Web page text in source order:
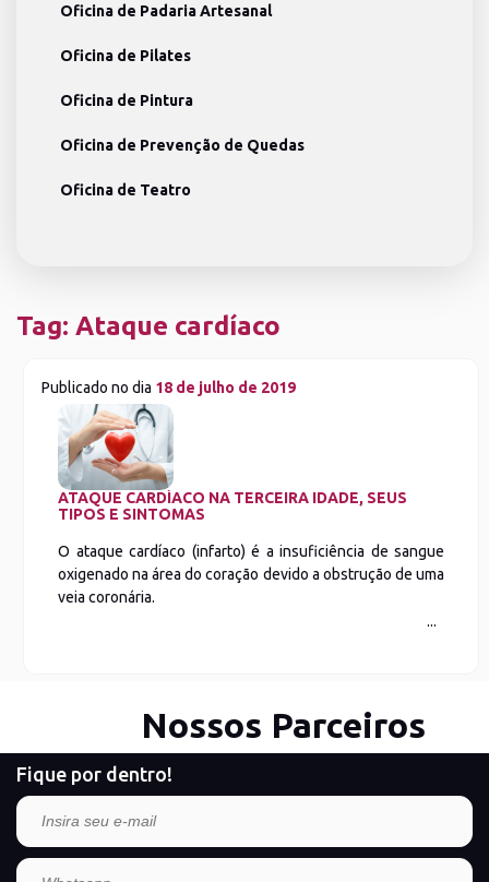
Oficina de Padaria Artesanal
Oficina de Pilates
Oficina de Pintura
Oficina de Prevenção de Quedas
Oficina de Teatro
Tag: Ataque cardíaco
Publicado no dia 18 de julho de 2019
ATAQUE CARDÍACO NA TERCEIRA IDADE, SEUS
TIPOS E SINTOMAS
O ataque cardíaco (infarto) é a insuficiência de sangue
oxigenado na área do coração devido a obstrução de uma
veia coronária.
Nossos Parceiros
Fique por dentro!